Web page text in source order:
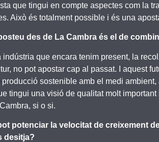
que tingui en compte aspectes com la
Això és totalment possible i és una
des de La Cambra és el de
que encara tenim present, la
no pot apostar cap al passat. I aquest
sostenible amb el medi
tingui una visió de qualitat molt
si o si.
potenciar la velocitat de creixement
desitja?